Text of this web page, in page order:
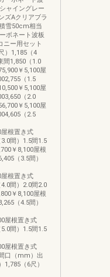
ャイングレー
ズAクリアブラ
雪50cm相当
ボネート波板
ー用セット
）1,185（4
間1,850（1.0
￥5,100屋
（1.5
￥5,100屋
（2.0
￥5,100屋
（2.5
屋根置き式
間）1.5間1.5
￥8,100屋根
（3.5間）
屋根置き式
間）2.0間2.0
￥8,100屋根
（4.5間）
屋根置き式
間）1.5間1.5
屋根置き式
口（mm）出
（6尺）